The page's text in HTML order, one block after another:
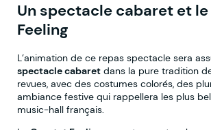
Un spectacle cabaret et
Feeling
L’animation de ce repas spectacle sera
spectacle cabaret dans la pure tradition
revues, avec des costumes colorés, des
ambiance festive qui rappellera les plus
music-hall français.